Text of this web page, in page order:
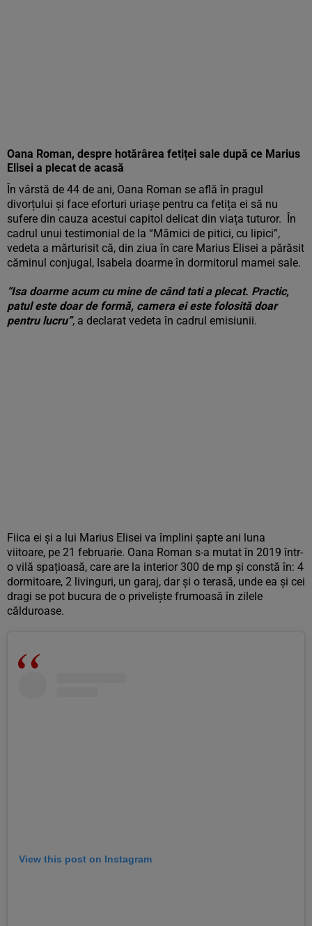
Oana Roman, despre hotărârea fetiței sale după ce Marius
Elisei a plecat de acasă
În vârstă de 44 de ani, Oana Roman se află în pragul
divorțului și face eforturi uriașe pentru ca fetița ei să nu
sufere din cauza acestui capitol delicat din viața tuturor. În
cadrul unui testimonial de la “Mămici de pitici, cu lipici”,
vedeta a mărturisit că, din ziua în care Marius Elisei a părăsit
căminul conjugal, Isabela doarme în dormitorul mamei sale.
“Isa doarme acum cu mine de când tati a plecat. Practic,
patul este doar de formă, camera ei este folosită doar
pentru lucru”, a declarat vedeta în cadrul emisiunii.
Fiica ei și a lui Marius Elisei va împlini șapte ani luna
viitoare, pe 21 februarie. Oana Roman s-a mutat în 2019 într-
o vilă spațioasă, care are la interior 300 de mp și constă în: 4
dormitoare, 2 livinguri, un garaj, dar și o terasă, unde ea și cei
dragi se pot bucura de o priveliște frumoasă în zilele
călduroase.
View this post on Instagram